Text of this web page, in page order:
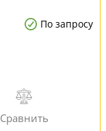
По запросу